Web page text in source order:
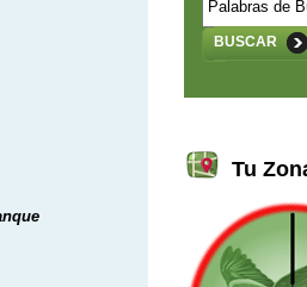
BUSCAR
Tu